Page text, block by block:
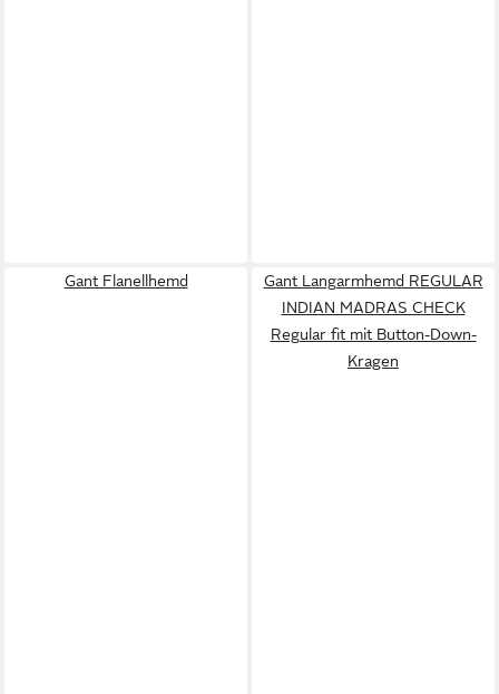
Gant Flanellhemd
Gant Langarmhemd REGULAR
INDIAN MADRAS CHECK
Regular fit mit Button-Down-
Kragen